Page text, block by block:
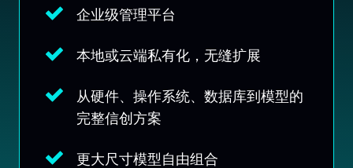
企业级管理平台
本地或云端私有化，无缝扩展
从硬件、操作系统、数据库到模型的
完整信创方案
更大尺寸模型自由组合